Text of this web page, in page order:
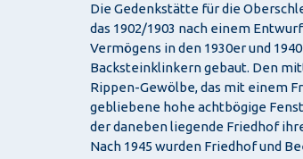
Die Gedenkstätte für die
das 1902/1903 nach einem
Vermögens in den 1930er und
Backsteinklinkern gebaut. Den
Rippen-Gewölbe, das mit einem
gebliebene hohe achtbögige
der daneben liegende Friedhof
Nach 1945 wurden Friedhof und